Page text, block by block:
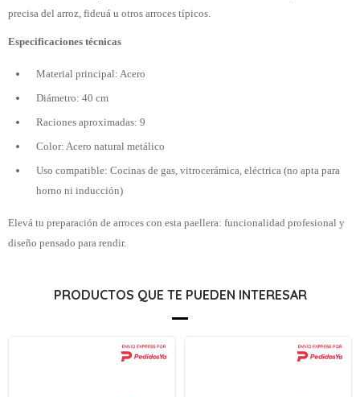
precisa del arroz, fideuá u otros arroces típicos.
Especificaciones técnicas
Material principal: Acero
Diámetro: 40 cm
Raciones aproximadas: 9
Color: Acero natural metálico
Uso compatible: Cocinas de gas, vitrocerámica, eléctrica (no apta para
horno ni inducción)
Elevá tu preparación de arroces con esta paellera: funcionalidad profesional y
diseño pensado para rendir.
PRODUCTOS QUE TE PUEDEN INTERESAR